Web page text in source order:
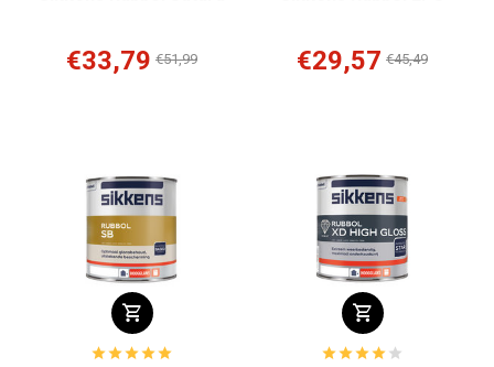
€33,79 €51,99 €29,57 €45,49